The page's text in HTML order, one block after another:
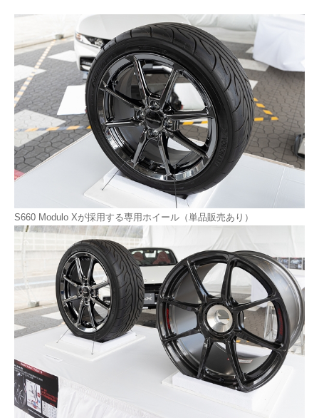
S660 Modulo Xが採用する専用ホイール（単品販売あり）